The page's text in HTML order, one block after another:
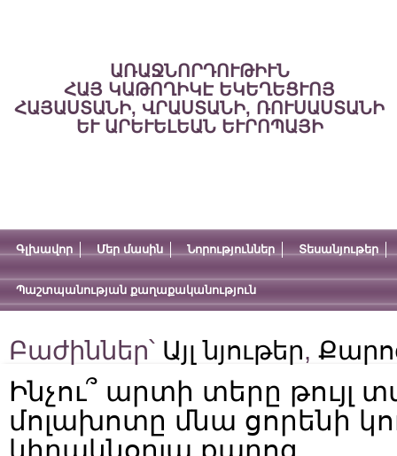
ԱՌԱՋՆՈՐԴՈՒԹԻՒՆ
ՀԱՅ ԿԱԹՈՂԻԿԷ ԵԿԵՂԵՑՒՈՅ
ՀԱՅԱՍՏԱՆԻ, ՎՐԱՍՏԱՆԻ, ՌՈՒՍԱՍՏԱՆԻ
ԵՒ ԱՐԵՒԵԼԵԱՆ ԵՒՐՈՊԱՅԻ
Գլխավոր Մեր մասին Նորություններ Տեսանյութեր
Պաշտպանության քաղաքականություն
Բաժիններ՝ Այլ նյութեր,
Ինչու՞ արտի տերը թույլ
մոլախոտը մնա ցորենի